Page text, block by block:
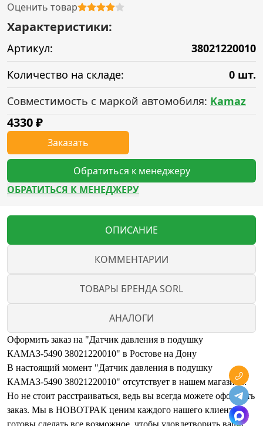
Оценить товар
Характеристики:
Артикул:
38021220010
Количество на складе:
0 шт.
Совместимость с маркой автомобиля: Kamaz
4330₽
Заказать
Обратиться к менеджеру
ОБРАТИТЬСЯ К МЕНЕДЖЕРУ
ОПИСАНИЕ
КОММЕНТАРИИ
ТОВАРЫ БРЕНДА SORL
АНАЛОГИ
Оформить заказ на "Датчик давления в подушку
КАМАЗ-5490 38021220010" в Ростове на Дону
В настоящий момент "Датчик давления в подушку
КАМАЗ-5490 38021220010" отсутствует в нашем магазине.
Но не стоит расстраиваться, ведь вы всегда можете оформить
заказ. Мы в НОВОТРАК ценим каждого нашего клиента и
готовы сделать все возможное, чтобы удовлетворить ваши